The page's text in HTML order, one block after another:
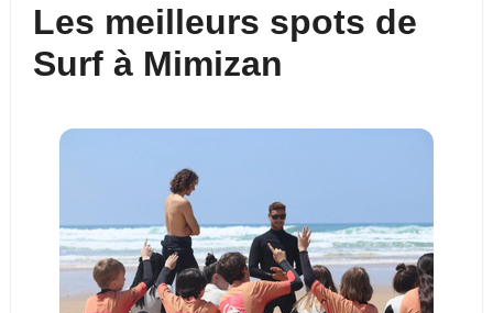
Les meilleurs spots de
Surf à Mimizan